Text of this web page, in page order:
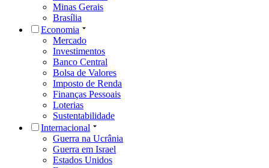
Minas Gerais
Brasília
Economia
Mercado
Investimentos
Banco Central
Bolsa de Valores
Imposto de Renda
Finanças Pessoais
Loterias
Sustentabilidade
Internacional
Guerra na Ucrânia
Guerra em Israel
Estados Unidos